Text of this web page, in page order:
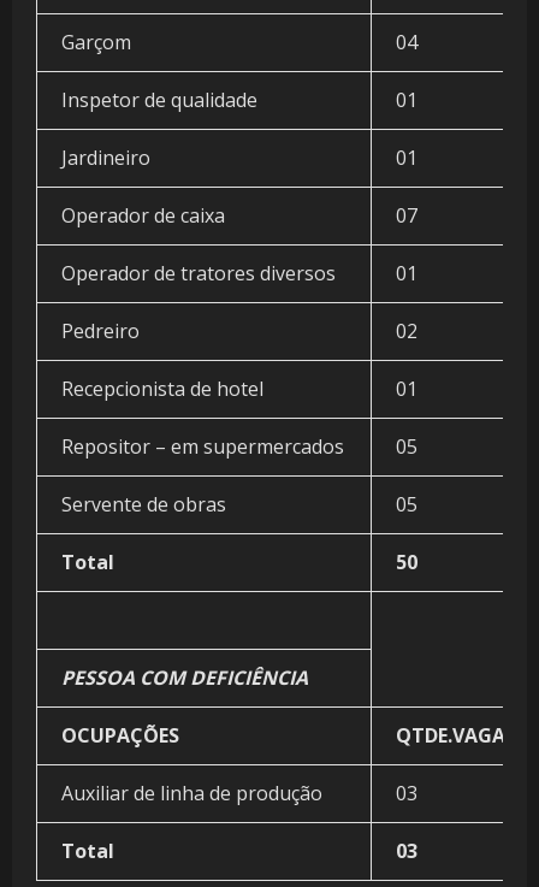
Garçom 04
Inspetor de qualidade 01
Jardineiro 01
Operador de caixa 07
Operador de tratores diversos 01
Pedreiro 02
Recepcionista de hotel 01
Repositor – em supermercados 05
Servente de obras 05
Total 50
PESSOA COM DEFICIÊNCIA
OCUPAÇÕES QTDE.VAGAS
Auxiliar de linha de produção 03
Total 03